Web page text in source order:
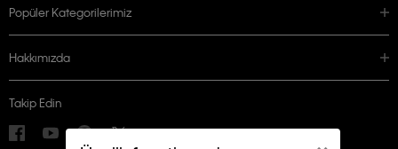
Popüler Kategorilerimiz
Hakkımızda
Takip Edin